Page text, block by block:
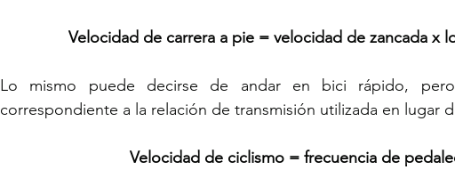
Velocidad de carrera a pie = velocidad de zancada x
Lo mismo puede decirse de andar en bici rápido,
correspondiente a la relación de transmisión utilizada en lugar
Velocidad de ciclismo = frecuencia de